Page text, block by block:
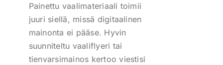
Painettu vaalimateriaali toimii
juuri siellä, missä digitaalinen
mainonta ei pääse. Hyvin
suunniteltu vaaliflyeri tai
tienvarsimainos kertoo viestisi